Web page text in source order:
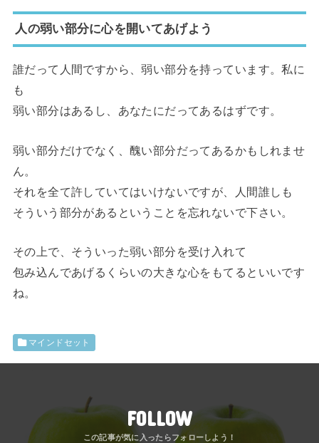
人の弱い部分に心を開いてあげよう
誰だって人間ですから、弱い部分を持っています。私に
も
弱い部分はあるし、あなたにだってあるはずです。
弱い部分だけでなく、醜い部分だってあるかもしれませ
ん。
それを全て許していてはいけないですが、人間誰しも
そういう部分があるということを忘れないで下さい。
その上で、そういった弱い部分を受け入れて
包み込んであげるくらいの大きな心をもてるといいです
ね。
マインドセット
FOLLOW